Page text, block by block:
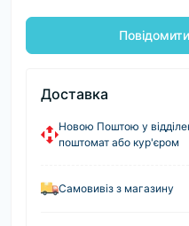
Доставка
Новою Поштою у
поштомат або кур'єром
Самовивіз з магазину